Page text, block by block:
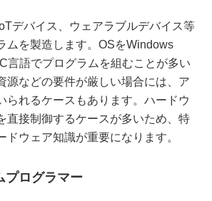
デバイス、ウェアラブルデバイス等
ムを製造します。OSをWindows
言語でプログラムを組むことが多い
源などの要件が厳しい場合には、ア
られるケースもあります。ハードウ
直接制御するケースが多いため、特
ドウェア知識が重要になります。
プログラマー